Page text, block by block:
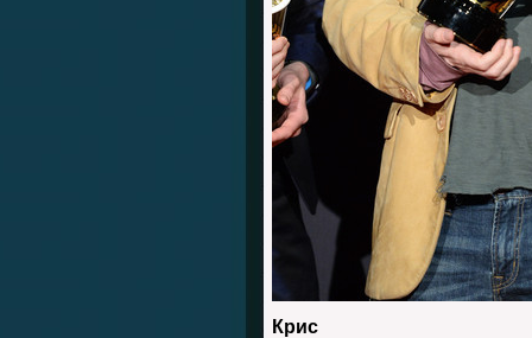
Крис